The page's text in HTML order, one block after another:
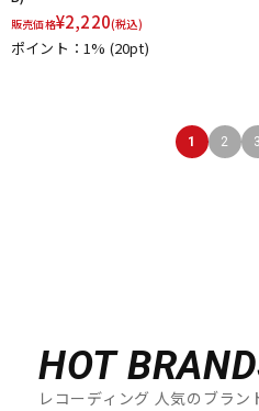
販売価格¥2,220(税込)
ポイント：1% (20pt)
1 2 3
HOT
レコーディング 人気のブラン